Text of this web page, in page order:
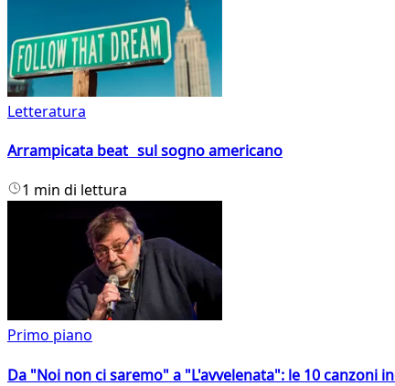
Letteratura
Arrampicata beat sul sogno americano
1 min di lettura
Primo piano
Da "Noi non ci saremo" a "L'avvelenata": le 10 canzoni